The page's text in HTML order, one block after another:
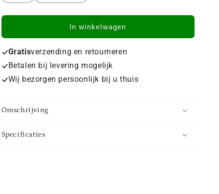
In winkelwagen
Gratisverzending en retourneren
Betalen bij levering mogelijk
Wij bezorgen persoonlijk bij u thuis
Omschrijving
Specificaties